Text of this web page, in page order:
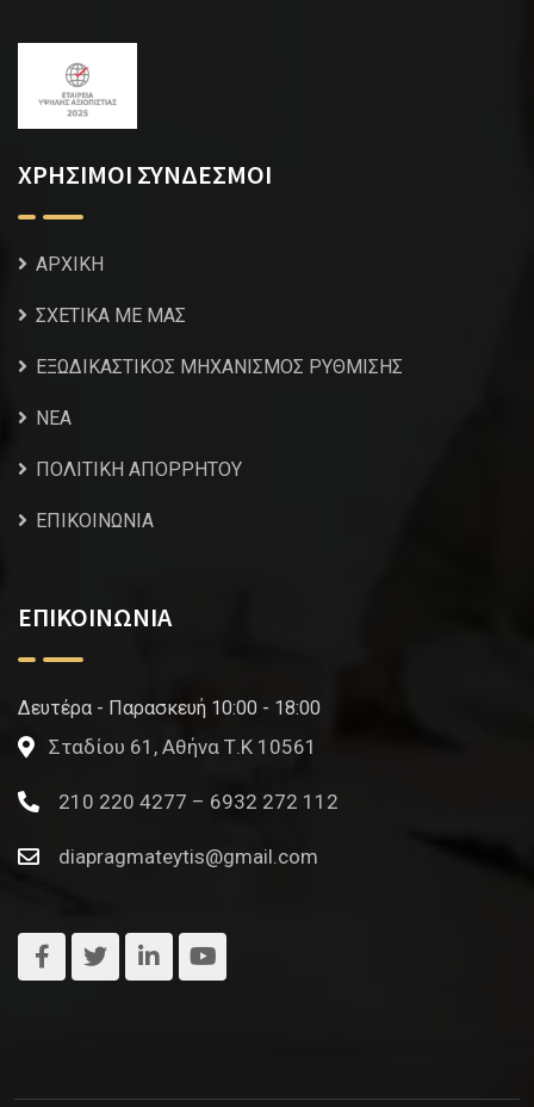
ΧΡΗΣΙΜΟΙ ΣΥΝΔΕΣΜΟΙ
ΑΡΧΙΚΗ
ΣΧΕΤΙΚΑ ΜΕ ΜΑΣ
ΕΞΩΔΙΚΑΣΤΙΚΟΣ ΜΗΧΑΝΙΣΜΟΣ ΡΥΘΜΙΣΗΣ
NEA
ΠΟΛΙΤΙΚΗ ΑΠΟΡΡΗΤΟΥ
ΕΠΙΚΟΙΝΩΝΙΑ
ΕΠΙΚΟΙΝΩΝΙΑ
Δευτέρα - Παρασκευή 10:00 - 18:00
Σταδίου 61, Αθήνα Τ.Κ 10561
210 220 4277 – 6932 272 112
diapragmateytis@gmail.com